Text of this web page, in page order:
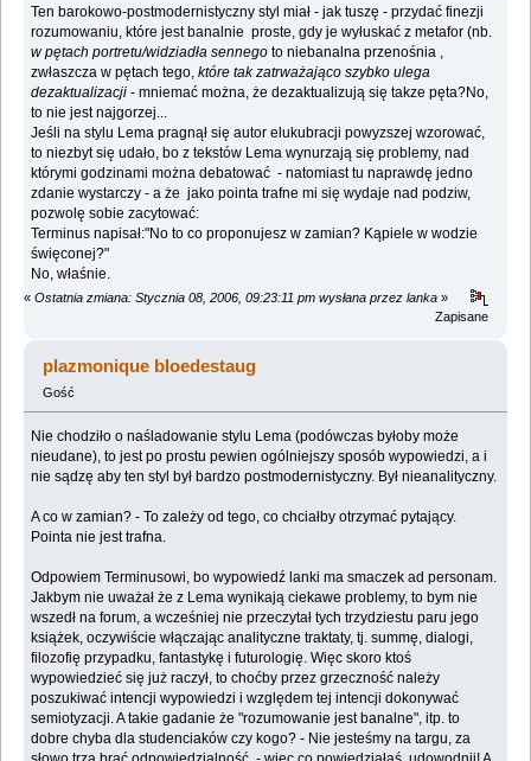
Ten barokowo-postmodernistyczny styl miał - jak tuszę - przydać finezji
rozumowaniu, które jest banalnie proste, gdy je wyłuskać z metafor (nb.
w pętach portretu/widziadła sennego to niebanalna przenośnia ,
zwłaszcza w pętach tego, które tak zatrważająco szybko ulega
dezaktualizacji- mniemać można, że dezaktualizują się takze pęta?No,
to nie jest najgorzej...
Jeśli na stylu Lema pragnął się autor elukubracji powyzszej wzorować,
to niezbyt się udało, bo z tekstów Lema wynurzają się problemy, nad
którymi godzinami można debatować - natomiast tu naprawdę jedno
zdanie wystarczy - a że jako pointa trafne mi się wydaje nad podziw,
pozwolę sobie zacytować:
Terminus napisał:"No to co proponujesz w zamian? Kąpiele w wodzie
święconej?"
No, właśnie.
« Ostatnia zmiana: Stycznia 08, 2006, 09:23:11 pm wysłana przez lanka »
Zapisane
plazmonique bloedestaug
Gość
Nie chodziło o naśladowanie stylu Lema (podówczas byłoby może
nieudane), to jest po prostu pewien ogólniejszy sposób wypowiedzi, a i
nie sądzę aby ten styl był bardzo postmodernistyczny. Był nieanalityczny.
A co w zamian? - To zależy od tego, co chciałby otrzymać pytający.
Pointa nie jest trafna.
Odpowiem Terminusowi, bo wypowiedź lanki ma smaczek ad personam.
Jakbym nie uważał że z Lema wynikają ciekawe problemy, to bym nie
wszedł na forum, a wcześniej nie przeczytał tych trzydziestu paru jego
książek, oczywiście włączając analityczne traktaty, tj. summę, dialogi,
filozofię przypadku, fantastykę i futurologię. Więc skoro ktoś
wypowiedzieć się już raczył, to choćby przez grzeczność należy
poszukiwać intencji wypowiedzi i względem tej intencji dokonywać
semiotyzacji. A takie gadanie że "rozumowanie jest banalne", itp. to
dobre chyba dla studenciaków czy kogo? - Nie jesteśmy na targu, za